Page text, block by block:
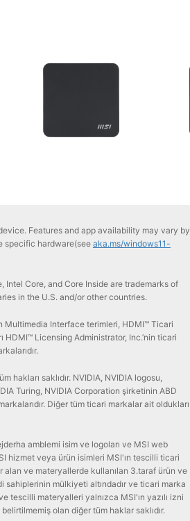
Features and app availability may vary by
specific hardware(see aka.ms/windows11-
Intel Core, and Core Inside are trademarks of
in the U.S. and/or other countries.
Multimedia Interface terimleri, HDMI™ Ticari
HDMI™ Licensing Administrator, Inc.’nin ticari
hakları saklıdır. NVIDIA, NVIDIA logosu,
Turing, NVIDIA Corporation şirketinin ABD
Diğer tüm ticari markalar ait oldukları
amblemi isim ve logoları ve MSI web
hizmet veya ürün isimleri MSI'ın tescilli ticari
alan ve materyallerde kullanılan 3.taraf ürün ve
sahiplerinin mülkiyeti altındadır ve ticari marka
tescilli materyalleri yalnızca MSI'ın yazılı izni
olan diğer tüm haklar saklıdır.